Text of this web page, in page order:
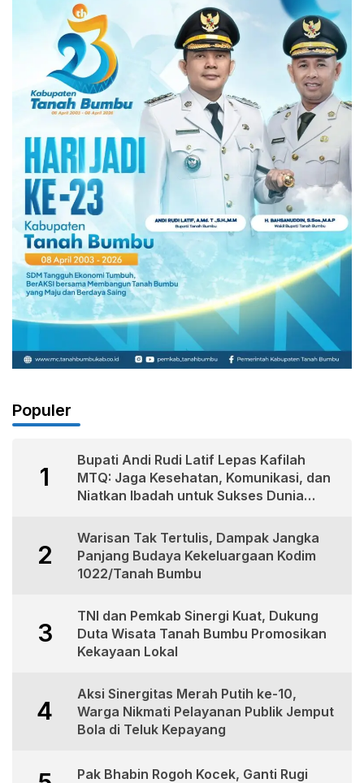
Populer
1
Bupati Andi Rudi Latif Lepas Kafilah
MTQ: Jaga Kesehatan, Komunikasi, dan
Niatkan Ibadah untuk Sukses Dunia
2
Warisan Tak Tertulis, Dampak Jangka
Panjang Budaya Kekeluargaan Kodim
1022/Tanah Bumbu
3
TNI dan Pemkab Sinergi Kuat, Dukung
Duta Wisata Tanah Bumbu Promosikan
Kekayaan Lokal
4
Aksi Sinergitas Merah Putih ke-10,
Warga Nikmati Pelayanan Publik Jemput
Bola di Teluk Kepayang
Pak Bhabin Rogoh Kocek, Ganti Rugi